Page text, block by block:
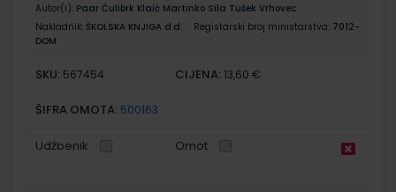
Autor(i): Paar Ćulibrk Klaić Martinko Sila Tušek Vrhovec
Nakladnik: ŠKOLSKA KNJIGA d.d. Registarski broj ministarstva: 7012-
DOM
SKU: 567454 CIJENA: 13,60 €
ŠIFRA OMOTA: 500163
Udžbenik Omot